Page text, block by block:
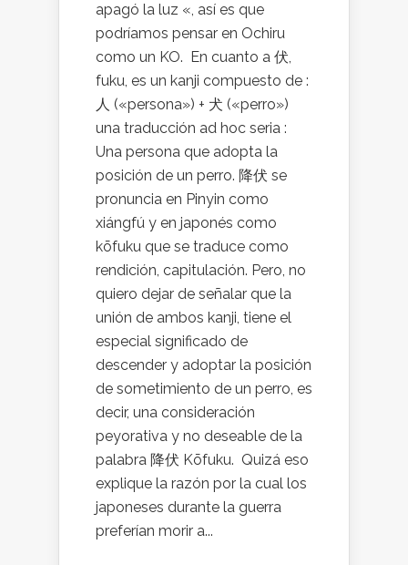
apagó la luz «, así es que
podríamos pensar en Ochiru
como un KO. En cuanto a 伏,
fuku, es un kanji compuesto de :
人 («persona») + 犬 («perro»)
una traducción ad hoc seria :
Una persona que adopta la
posición de un perro. 降伏 se
pronuncia en Pinyin como
xiángfú y en japonés como
kōfuku que se traduce como
rendición, capitulación. Pero, no
quiero dejar de señalar que la
unión de ambos kanji, tiene el
especial significado de
descender y adoptar la posición
de sometimiento de un perro, es
decir, una consideración
peyorativa y no deseable de la
palabra 降伏 Kōfuku. Quizá eso
explique la razón por la cual los
japoneses durante la guerra
preferían morir a...